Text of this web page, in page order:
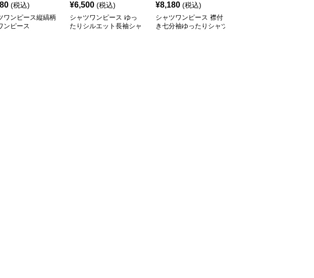
(税込)
ワンピース縦縞柄
ンピース
¥6,500 (税込)
シャツワンピース ゆっ
たりシルエット長袖シャ
¥8,180 (税込)
シャツワンピース 襟付
き七分袖ゆったりシャツ